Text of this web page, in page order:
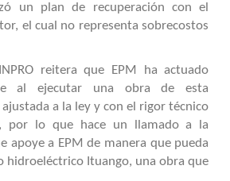
un plan de recuperación con el
el cual no representa sobrecostos
reitera que EPM ha actuado
al ejecutar una obra de esta
a la ley y con el rigor técnico
por lo que hace un llamado a la
apoye a EPM de manera que pueda
hidroeléctrico Ituango, una obra que